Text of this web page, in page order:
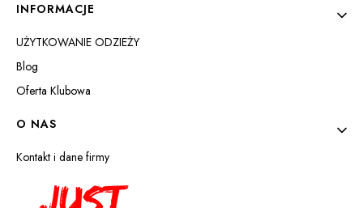
INFORMACJE
UŻYTKOWANIE ODZIEŻY
Blog
Oferta Klubowa
O NAS
Kontakt i dane firmy